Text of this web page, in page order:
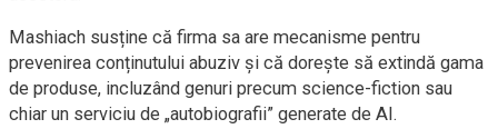
Mashiach susține că firma sa are mecanisme pentru
prevenirea conținutului abuziv și că dorește să extindă gama
de produse, incluzând genuri precum science-fiction sau
chiar un serviciu de „autobiografii” generate de AI.